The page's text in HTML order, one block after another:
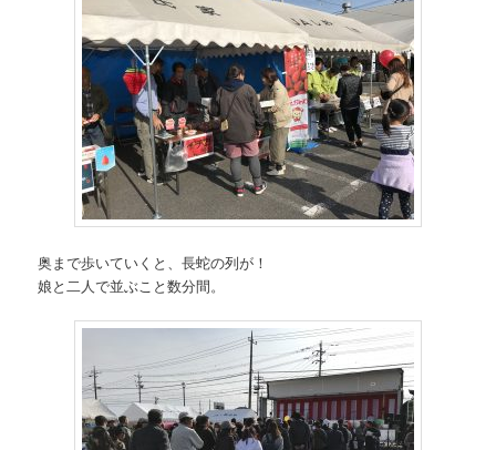
奥まで歩いていくと、長蛇の列が！
娘と二人で並ぶこと数分間。